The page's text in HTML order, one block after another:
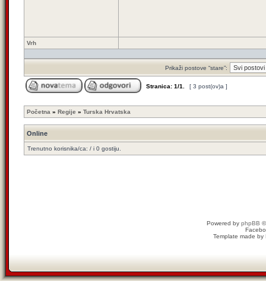
Vrh
Prikaži postove “stare”:
Stranica: 1/1 [ 3 post(ov)a ]
Početna » Regije » Turska Hrvatska
Online
Trenutno korisnika/ca: / i 0 gostiju.
Powered by phpBB
Template made by